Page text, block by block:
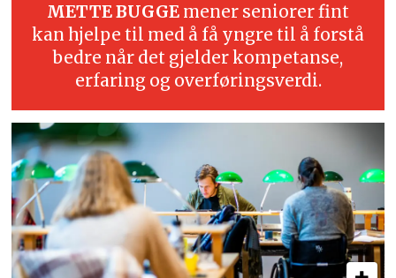
METTE BUGGE mener seniorer fint
kan hjelpe til med å få yngre til å forstå
bedre når det gjelder kompetanse,
erfaring og overføringsverdi.